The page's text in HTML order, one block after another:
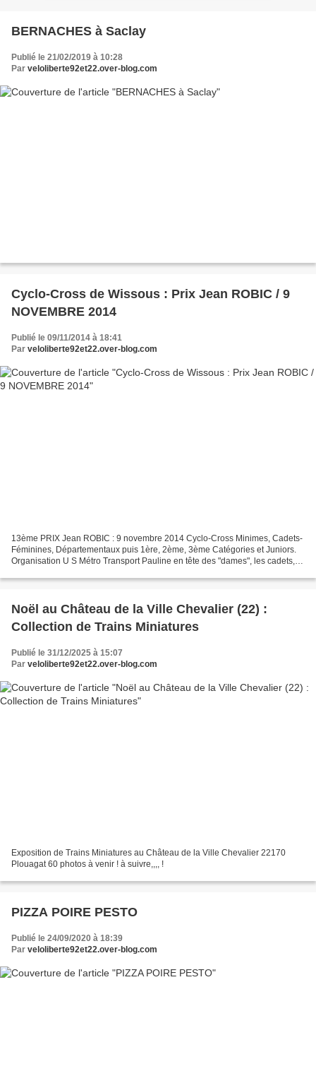
BERNACHES à Saclay
Publié le 21/02/2019 à 10:28
Par veloliberte92et22.over-blog.com
Cyclo-Cross de Wissous : Prix Jean ROBIC / 9
NOVEMBRE 2014
Publié le 09/11/2014 à 18:41
Par veloliberte92et22.over-blog.com
13ème PRIX Jean ROBIC : 9 novembre 2014 Cyclo-Cross Minimes, Cadets-
Féminines, Départementaux puis 1ère, 2ème, 3ème Catégories et Juniors.
Organisation U S Métro Transport Pauline en tête des "dames", les cadets, et
Noël au Château de la Ville Chevalier (22) :
Collection de Trains Miniatures
Publié le 31/12/2025 à 15:07
Par veloliberte92et22.over-blog.com
Exposition de Trains Miniatures au Château de la Ville Chevalier 22170
Plouagat 60 photos à venir ! à suivre,,,, !
PIZZA POIRE PESTO
Publié le 24/09/2020 à 18:39
Par veloliberte92et22.over-blog.com